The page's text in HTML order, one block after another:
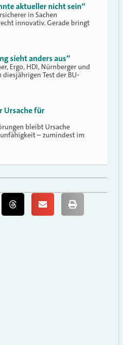
aktueller nicht sein“
in Sachen
innovativ. Gerade bringt
sieht anders aus“
Ergo, HDI, Nürnberger und
Test der BU-
Ursache für
bleibt Ursache
– zumindest im